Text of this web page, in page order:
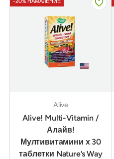
Alive
Alive! Multi-Vitamin /
Алайв!
Мултивитамини х 30
таблетки Nature’s Way